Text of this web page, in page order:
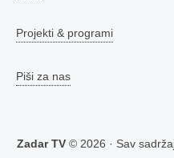
Projekti & programi
Piši za nas
Zadar TV © 2026 · Sav